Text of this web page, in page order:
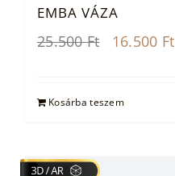
EMBA VÁZA
25.500Ft
Original
25.500 Ft.
16.500 Ft
Kosárba teszem